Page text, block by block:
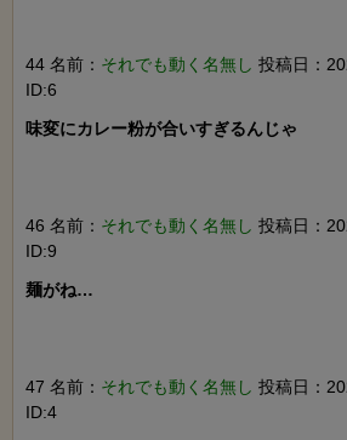
44 名前： それでも動く名無し 投稿日：
ID:6
味変にカレー粉が合いすぎるんじゃ
46 名前： それでも動く名無し 投稿日：
ID:9
麺がね…
47 名前： それでも動く名無し 投稿日：
ID:4